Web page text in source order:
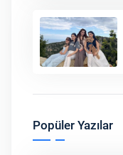
Popüler Yazılar